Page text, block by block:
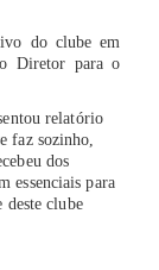
do clube em
Diretor para o
relatório
faz sozinho,
dos
essenciais para
deste clube